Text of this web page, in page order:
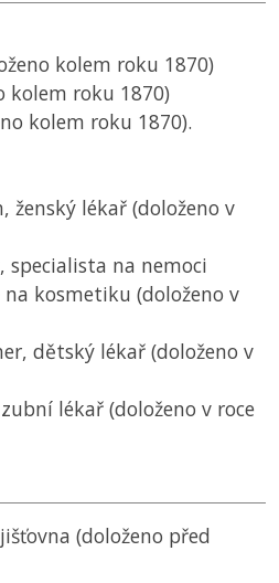
kolem roku 1870)
kolem roku 1870)
kolem roku 1870).
ženský lékař (doloženo v
specialista na nemoci
kosmetiku (doloženo v
dětský lékař (doloženo v
lékař (doloženo v roce
(doloženo před